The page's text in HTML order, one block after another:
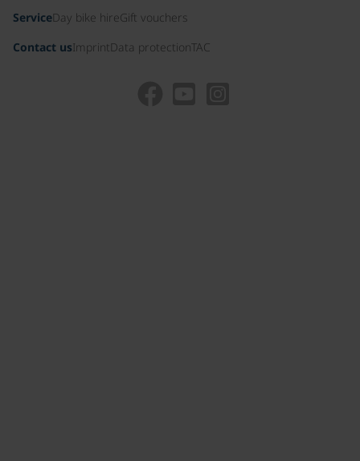
ServiceDay bike hireGift vouchers
Contact usImprint Data protectionTAC